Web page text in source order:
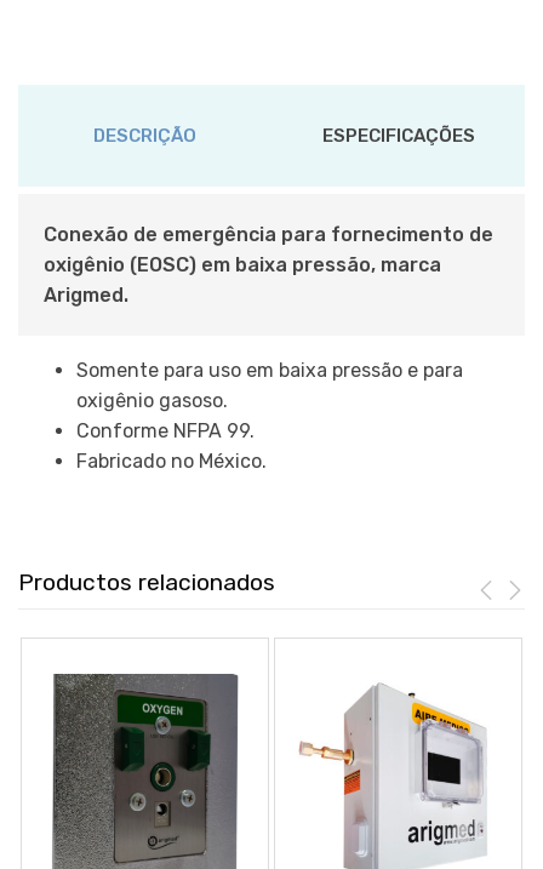
DESCRIÇÃO ESPECIFICAÇÕES
Conexão de emergência para fornecimento de
oxigênio (EOSC) em baixa pressão, marca
Arigmed.
Somente para uso em baixa pressão e para
oxigênio gasoso.
Conforme NFPA 99.
Fabricado no México.
Productos relacionados